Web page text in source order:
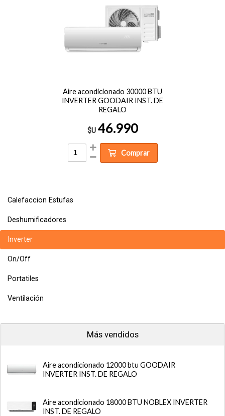
Calefaccion Estufas
Deshumificadores
Inverter
On/Off
Portatiles
Ventilación
Más vendidos
Aire acondicionado 12000 btu GOODAIR
INVERTER INST. DE REGALO
Aire acondicionado 18000 BTU NOBLEX INVERTER
INST. DE REGALO
Aire acondicionado 30000 BTU
INVERTER GOODAIR INST. DE
REGALO
$U 46.990
Comprar